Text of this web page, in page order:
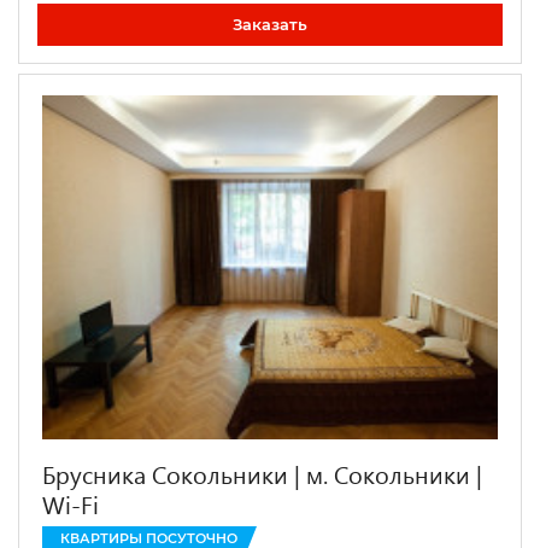
Заказать
Брусника Сокольники | м. Сокольники |
Wi-Fi
КВАРТИРЫ ПОСУТОЧНО